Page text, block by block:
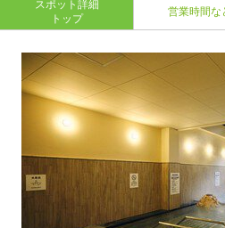
スポット詳細
トップ
営業時間な